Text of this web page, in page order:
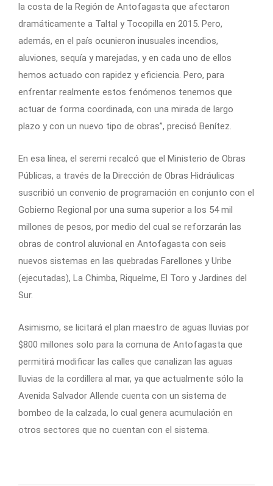
la costa de la Región de Antofagasta que afectaron
dramáticamente a Taltal y Tocopilla en 2015. Pero,
además, en el país ocunieron inusuales incendios,
aluviones, sequía y marejadas, y en cada uno de ellos
hemos actuado con rapidez y eficiencia. Pero, para
enfrentar realmente estos fenómenos tenemos que
actuar de forma coordinada, con una mirada de largo
plazo y con un nuevo tipo de obras”, precisó Benítez.
En esa línea, el seremi recalcó que el Ministerio de Obras
Públicas, a través de la Dirección de Obras Hidráulicas
suscribió un convenio de programación en conjunto con el
Gobierno Regional por una suma superior a los 54 mil
millones de pesos, por medio del cual se reforzarán las
obras de control aluvional en Antofagasta con seis
nuevos sistemas en las quebradas Farellones y Uribe
(ejecutadas), La Chimba, Riquelme, El Toro y Jardines del
Sur.
Asimismo, se licitará el plan maestro de aguas lluvias por
$800 millones solo para la comuna de Antofagasta que
permitirá modificar las calles que canalizan las aguas
lluvias de la cordillera al mar, ya que actualmente sólo la
Avenida Salvador Allende cuenta con un sistema de
bombeo de la calzada, lo cual genera acumulación en
otros sectores que no cuentan con el sistema.